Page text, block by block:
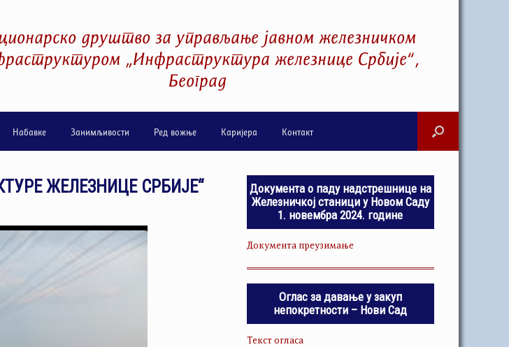
друштво за управљање јавном железничком
„Инфраструктура железнице Србије“,
Београд
Набавке Занимљивости Ред вожње Каријера Контакт
ЖЕЛЕЗНИЦЕ СРБИЈЕ“
Документа о паду надстрешнице на
Железничкој станици у Новом Саду
1. новембра 2024. године
Документа преузимање
Оглас за давање у закуп
непокретности – Нови Сад
Текст огласа